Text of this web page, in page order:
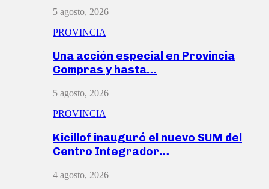
5 agosto, 2026
PROVINCIA
Una acción especial en Provincia
Compras y hasta…
5 agosto, 2026
PROVINCIA
Kicillof inauguró el nuevo SUM del
Centro Integrador…
4 agosto, 2026